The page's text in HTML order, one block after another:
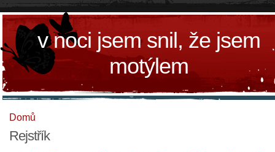
v noci jsem snil, že jsem
motýlem
Domů
Rejstřík